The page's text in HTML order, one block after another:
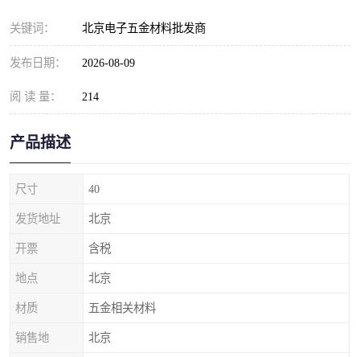
关键词： 北京电子五金材料批发商
发布日期： 2026-08-09
阅 读 量： 214
产品描述
尺寸 40
发货地址 北京
开票 含税
地点 北京
材质 五金相关材料
销售地 北京